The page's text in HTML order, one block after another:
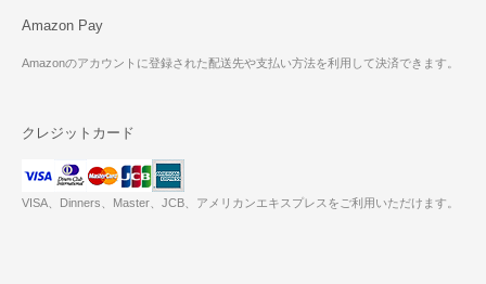
Amazon Pay
Amazonのアカウントに登録された配送先や支払い方法を利用して決済できます。
クレジットカード
VISA、Dinners、Master、JCB、アメリカンエキスプレスをご利用いただけます。